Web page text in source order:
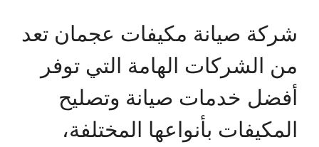
شركة صيانة مكيفات عجمان تعد
من الشركات الهامة التي توفر
أفضل خدمات صيانة وتصليح
المكيفات بأنواعها المختلفة،